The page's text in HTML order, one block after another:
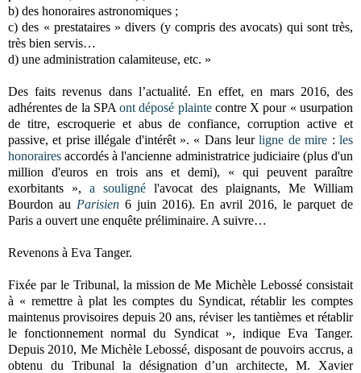
b) des honoraires astronomiques ;
c) des « prestataires » divers (y compris des avocats) qui sont très,
très bien servis…
d) une administration calamiteuse, etc. »
Des faits revenus dans l’actualité. En effet, en mars 2016, des
adhérentes de la SPAont déposé plaintecontre X pour « usurpation
de titre, escroquerie et abus de confiance, corruption active et
passive, et prise illégale d'intérêt ». « Dans leurligne de mire :les
honoraires accordés à l'ancienne administratrice judiciaire (plus d'un
million d'euros en trois ans et demi), « qui peuvent paraître
exorbitants », a souligné l'avocat des plaignants, Me William
Bourdon au Parisien6 juin 2016). En avril 2016, le parquet de
Paris a ouvert une enquête préliminaire. A suivre…
Revenons à Eva Tanger.
Fixée par le Tribunal, la mission de Me Michèle Lebossé consistait
à « remettre à plat les comptes du Syndicat, rétablir les comptes
maintenus provisoires depuis 20 ans, réviser les tantièmes et rétablir
le fonctionnement normal du Syndicat », indique Eva Tanger.
Depuis 2010, Me Michèle Lebossé, disposant de pouvoirs accrus, a
obtenu du Tribunal la désignation d’un architecte, M. Xavier